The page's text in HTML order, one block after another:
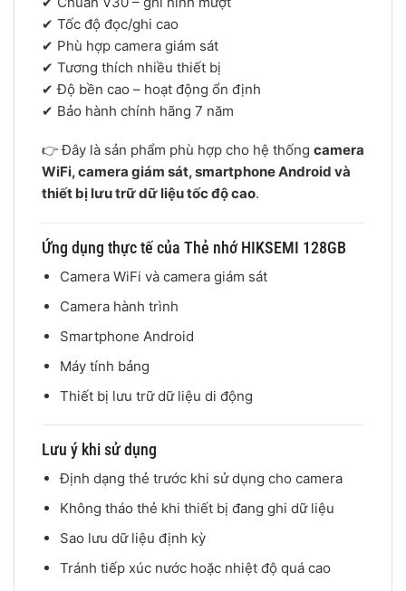
✔ Tốc độ đọc/ghi cao
✔ Phù hợp camera giám sát
✔ Tương thích nhiều thiết bị
✔ Độ bền cao – hoạt động ổn định
✔ Bảo hành chính hãng 7 năm
👉 Đây là sản phẩm phù hợp cho hệ thống camera
WiFi, camera giám sát, smartphone Android và
thiết bị lưu trữ dữ liệu tốc độ cao.
Ứng dụng thực tế của Thẻ nhớ HIKSEMI 128GB
Camera WiFi và camera giám sát
Camera hành trình
Smartphone Android
Máy tính bảng
Thiết bị lưu trữ dữ liệu di động
Lưu ý khi sử dụng
Định dạng thẻ trước khi sử dụng cho camera
Không tháo thẻ khi thiết bị đang ghi dữ liệu
Sao lưu dữ liệu định kỳ
Tránh tiếp xúc nước hoặc nhiệt độ quá cao